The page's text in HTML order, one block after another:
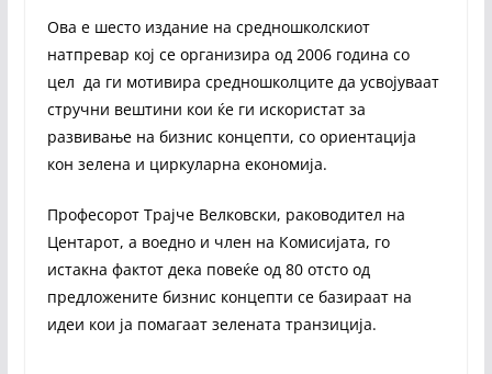
Ова е шесто издание на средношколскиот
натпревар кој се организира од 2006 година со
цел да ги мотивира средношколците да усвојуваат
стручни вештини кои ќе ги искористат за
развивање на бизнис концепти, со ориентација
кон зелена и циркуларна економија.
Професорот Трајче Велковски, раководител на
Центарот, а воедно и член на Комисијата, го
истакна фактот дека повеќе од 80 отсто од
предложените бизнис концепти се базираат на
идеи кои ја помагаат зелената транзиција.